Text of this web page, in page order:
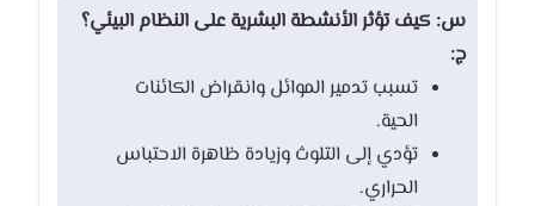
س: كيف تؤثر الأنشطة البشرية على النظام البيئي؟
ج:
تسبب تدمير الموائل وانقراض الكائنات
الحية.
تؤدي إلى التلوث وزيادة ظاهرة الاحتباس
الحراري.